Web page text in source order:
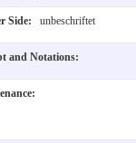
Side: unbeschriftet
and Notations: